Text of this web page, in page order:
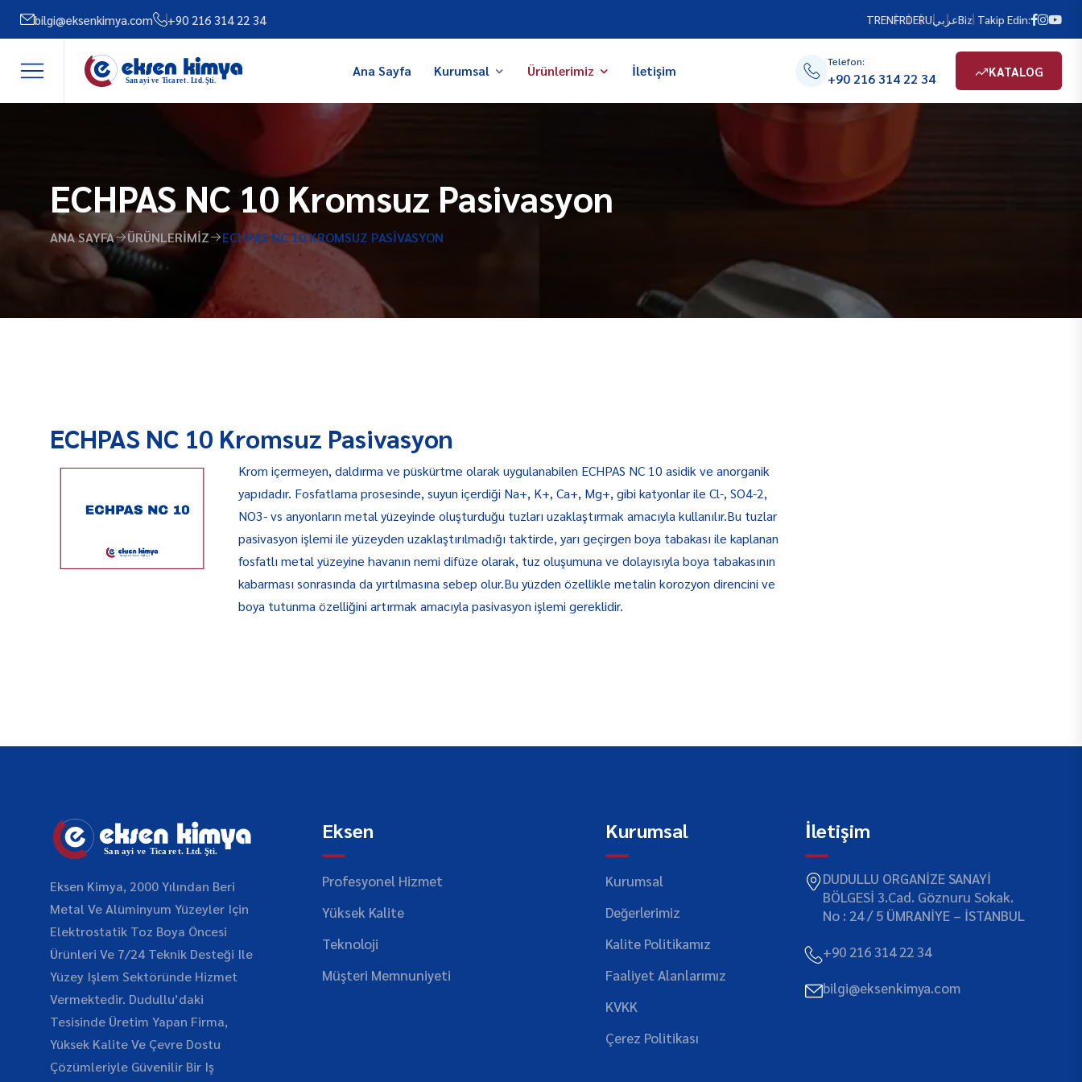
bilgi@eksenkimya.com +90 216 314 22 34 TRENFRDERUعربيBizi Takip Edin:
Ana Sayfa Kurumsal Ürünlerimiz İletişim
Telefon:
+90 216 314 22 34 KATALOG
ECHPAS NC 10 Kromsuz Pasivasyon
ANA SAYFA ÜRÜNLERIMIZ ECHPAS NC 10 KROMSUZ PASIVASYON
ECHPAS NC 10 Kromsuz Pasivasyon
Krom içermeyen, daldırma ve püskürtme olarak uygulanabilen ECHPAS NC 10 asidik ve anorganik
yapıdadır. Fosfatlama prosesinde, suyun içerdiği Na+, K+, Ca+, Mg+, gibi katyonlar ile Cl-, SO4-2,
NO3- vs anyonların metal yüzeyinde oluşturduğu tuzları uzaklaştırmak amacıyla kullanılır.Bu tuzlar
pasivasyon işlemi ile yüzeyden uzaklaştırılmadığı taktirde, yarı geçirgen boya tabakası ile kaplanan
fosfatlı metal yüzeyine havanın nemi difüze olarak, tuz oluşumuna ve dolayısıyla boya tabakasının
kabarması sonrasında da yırtılmasına sebep olur.Bu yüzden özellikle metalin korozyon direncini ve
boya tutunma özelliğini artırmak amacıyla pasivasyon işlemi gereklidir.
Eksen Kimya, 2000 Yılından Beri
Metal Ve Alüminyum Yüzeyler Için
Elektrostatik Toz Boya Öncesi
Ürünleri Ve 7/24 Teknik Desteği Ile
Yüzey Işlem Sektöründe Hizmet
Vermektedir. Dudullu’daki
Tesisinde Üretim Yapan Firma,
Yüksek Kalite Ve Çevre Dostu
Çözümleriyle Güvenilir Bir Iş
Eksen
Profesyonel Hizmet
Yüksek Kalite
Teknoloji
Müşteri Memnuniyeti
Kurumsal
Kurumsal
Değerlerimiz
Kalite Politikamız
Faaliyet Alanlarımız
KVKK
Çerez Politikası
İletişim
DUDULLU ORGANİZE SANAYİ
BÖLGESİ 3.Cad. Göznuru Sokak.
No : 24 / 5 ÜMRANİYE – İSTANBUL
+90 216 314 22 34
bilgi@eksenkimya.com